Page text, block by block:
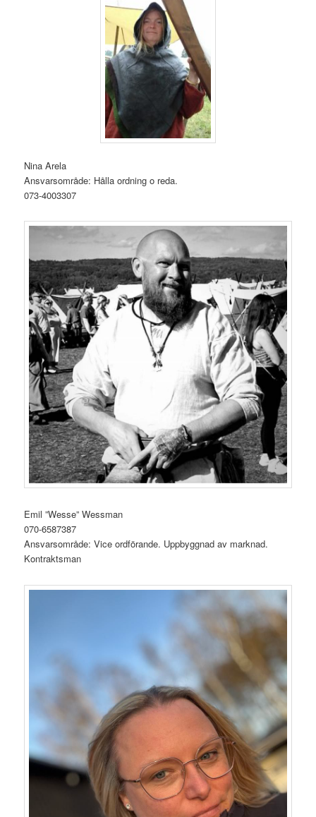
Nina Arela
Ansvarsområde: Hålla ordning o reda.
073-4003307
Emil ”Wesse” Wessman
070-6587387
Ansvarsområde: Viceordförande. Uppbyggnad av marknad.
Kontraktsman